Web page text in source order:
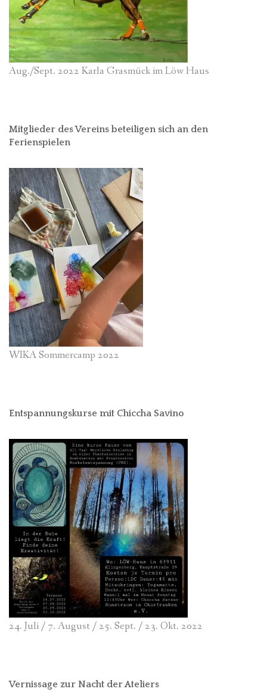
Aug./Sept. 2022 Karla Grasmück im Löw Haus
Mitglieder des Vereins beteiligen sich an den
Ferienspielen
WIKA Sommercamp 2022
Entspannungskurse mit Chiccha Savino
24. Juli / 7. August / 25. Sept. / 23. Okt. 2022
Vernissage zur Nacht der Ateliers